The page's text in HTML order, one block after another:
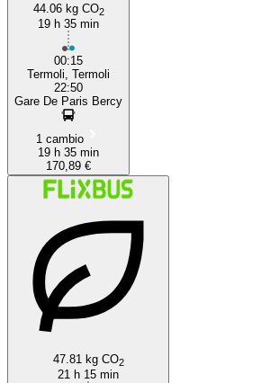
44.06 kg CO2
19 h 35 min
00:15
Termoli, Termoli
22:50
Gare De Paris Bercy
1 cambio
19 h 35 min
170,89 €
47.81 kg CO2
21 h 15 min